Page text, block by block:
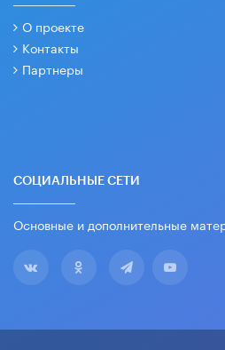
О проекте
Контакты
Партнеры
СОЦИАЛЬНЫЕ СЕТИ
Основные и дополнительные